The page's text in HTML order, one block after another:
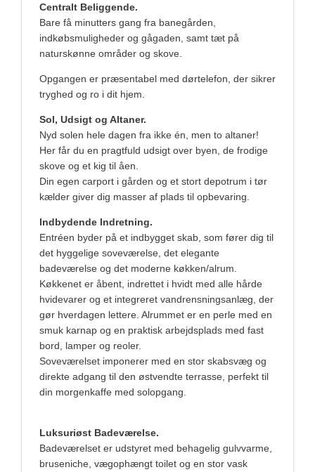
Centralt Beliggende.
Bare få minutters gang fra banegården,
indkøbsmuligheder og gågaden, samt tæt på
naturskønne områder og skove.
Opgangen er præsentabel med dørtelefon, der sikrer
tryghed og ro i dit hjem.
Sol, Udsigt og Altaner.
Nyd solen hele dagen fra ikke én, men to altaner!
Her får du en pragtfuld udsigt over byen, de frodige
skove og et kig til åen.
Din egen carport i gården og et stort depotrum i tør
kælder giver dig masser af plads til opbevaring.
Indbydende Indretning.
Entréen byder på et indbygget skab, som fører dig til
det hyggelige soveværelse, det elegante
badeværelse og det moderne køkken/alrum.
Køkkenet er åbent, indrettet i hvidt med alle hårde
hvidevarer og et integreret vandrensningsanlæg, der
gør hverdagen lettere. Alrummet er en perle med en
smuk karnap og en praktisk arbejdsplads med fast
bord, lamper og reoler.
Soveværelset imponerer med en stor skabsvæg og
direkte adgang til den østvendte terrasse, perfekt til
din morgenkaffe med solopgang.
Luksuriøst Badeværelse.
Badeværelset er udstyret med behagelig gulvvarme,
bruseniche, vægophængt toilet og en stor vask